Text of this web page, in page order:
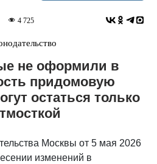
4 725
не оформили в
придомовую
остаться только
Москвы от 5 мая 2026
изменений в